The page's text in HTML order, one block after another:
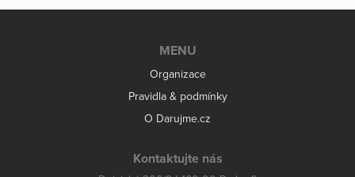
MENU
Organizace
Pravidla & podmínky
O Darujme.cz
Kontaktujte nás